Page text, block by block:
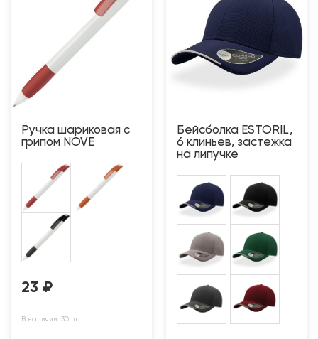
Ручка шариковая с
грипом NOVE
23 ₽
В наличии: 30 шт
Бейсболка ESTORIL,
6 клиньев, застежка
на липучке